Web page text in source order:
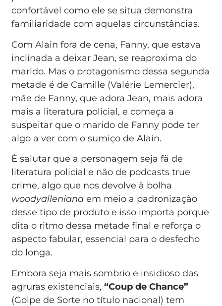
confortável como ele se situa demonstra
familiaridade com aquelas circunstâncias.
Com Alain fora de cena, Fanny, que estava
inclinada a deixar Jean, se reaproxima do
marido. Mas o protagonismo dessa segunda
metade é de Camille (Valérie Lemercier),
mãe de Fanny, que adora Jean, mais adora
mais a literatura policial, e começa a
suspeitar que o marido de Fanny pode ter
algo a ver com o sumiço de Alain.
É salutar que a personagem seja fã de
literatura policial e não de podcasts true
crime, algo que nos devolve à bolha
woodyalleniana em meio a padronização
desse tipo de produto e isso importa porque
dita o ritmo dessa metade final e reforça o
aspecto fabular, essencial para o desfecho
do longa.
Embora seja mais sombrio e insidioso das
agruras existenciais,“Coup de Chance”
(Golpe de Sorte no título nacional) tem